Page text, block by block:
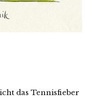
das Tennisfieber